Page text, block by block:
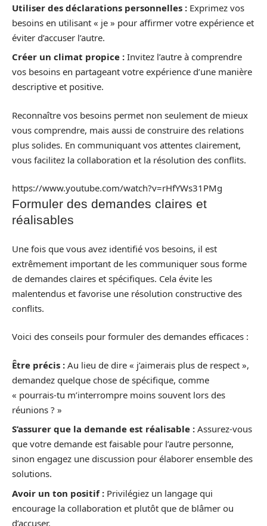
Utiliser des déclarations personnelles : Exprimez vos
besoins en utilisant « je » pour affirmer votre expérience et
éviter d’accuser l’autre.
Créer un climat propice : Invitez l’autre à comprendre
vos besoins en partageant votre expérience d’une manière
descriptive et positive.
Reconnaître vos besoins permet non seulement de mieux
vous comprendre, mais aussi de construire des relations
plus solides. En communiquant vos attentes clairement,
vous facilitez la collaboration et la résolution des conflits.
https://www.youtube.com/watch?v=rHfYWs31PMg
Formuler des demandes claires et
réalisables
Une fois que vous avez identifié vos besoins, il est
extrêmement important de les communiquer sous forme
de demandes claires et spécifiques. Cela évite les
malentendus et favorise une résolution constructive des
conflits.
Voici des conseils pour formuler des demandes efficaces :
Être précis : Au lieu de dire « j’aimerais plus de respect »,
demandez quelque chose de spécifique, comme
« pourrais-tu m’interrompre moins souvent lors des
réunions ? »
S’assurer que la demande est réalisable : Assurez-vous
que votre demande est faisable pour l’autre personne,
sinon engagez une discussion pour élaborer ensemble des
solutions.
Avoir un ton positif : Privilégiez un langage qui
encourage la collaboration et plutôt que de blâmer ou
d’accuser.